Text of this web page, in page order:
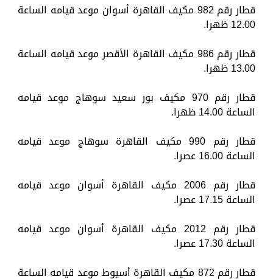
قطار رقم 982 مكيف القاهرة أسوان موعد قيامه الساعة
12.00 ظهرا.
قطار رقم 986 مكيف القاهرة الأقصر موعد قيامه الساعة
13.00 ظهرا.
قطار رقم 970 مكيف بور سعيد سوهاج موعد قيامه
الساعة 14.00 ظهرا.
قطار رقم 990 مكيف القاهرة سوهاج موعد قيامه
الساعة 16.00 عصرا.
قطار رقم 2006 مكيف القاهرة أسوان موعد قيامه
الساعة 17.15 عصرا.
قطار رقم 2012 مكيف القاهرة أسوان موعد قيامه
الساعة 17.30 عصرا.
قطار رقم 872 مكيف القاهرة أسيوط موعد قيامه الساعة